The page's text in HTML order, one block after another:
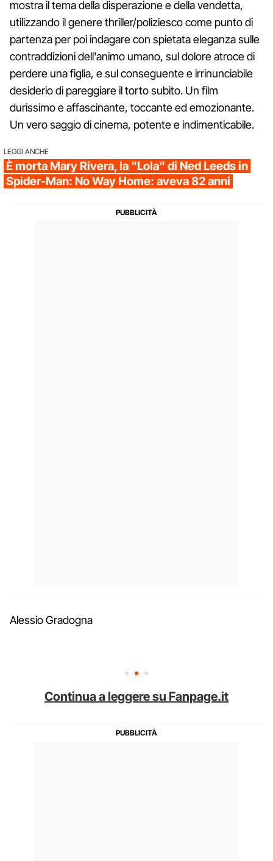
mostra il tema della disperazione e della vendetta,
utilizzando il genere thriller/poliziesco come punto di
partenza per poi indagare con spietata eleganza sulle
contraddizioni dell'animo umano, sul dolore atroce di
perdere una figlia, e sul conseguente e irrinunciabile
desiderio di pareggiare il torto subito. Un film
durissimo e affascinante, toccante ed emozionante.
Un vero saggio di cinema, potente e indimenticabile.
LEGGI ANCHE
È morta Mary Rivera, la "Lola" di Ned Leeds in
Spider-Man: No Way Home: aveva 82 anni
Alessio Gradogna
Continua a leggere su Fanpage.it